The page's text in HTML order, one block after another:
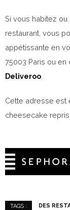
Si vous habitez
restaurant, vous
appétissante en
75003 Paris ou
Deliveroo
Cette adresse est
cheesecake
TAGS : DES